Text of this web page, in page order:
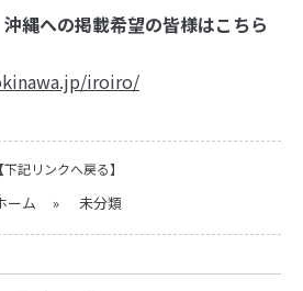
縄への掲載希望の皆様はこちら
iroiro/
【下記リンクへ戻る】
ーム » 未分類